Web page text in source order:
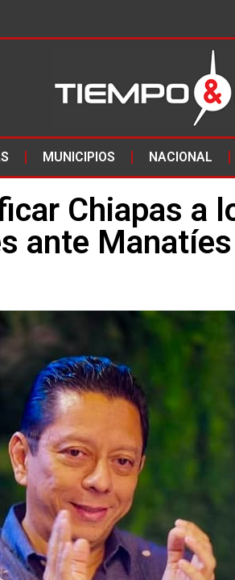
MUNICIPIOS NACIONAL
Chiapas a
ante